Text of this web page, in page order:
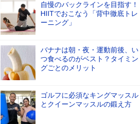
自慢のバックラインを目指す！
HIITでおこなう「背中徹底トレ
ーニング」
バナナは朝・夜・運動前後、い
つ食べるのがベスト？タイミン
グごとのメリット
ゴルフに必須なキングマッスル
とクイーンマッスルの鍛え方